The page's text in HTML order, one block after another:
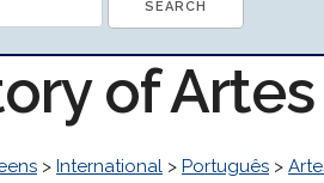
of
> International > Português >